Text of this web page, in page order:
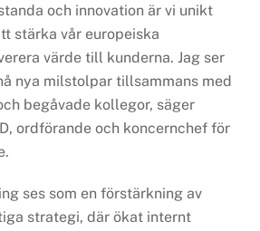
och innovation är vi unikt
stärka vår europeiska
värde till kunderna. Jag ser
nya milstolpar tillsammans med
begåvade kollegor, säger
ordförande och koncernchef för
ses som en förstärkning av
strategi, där ökat internt